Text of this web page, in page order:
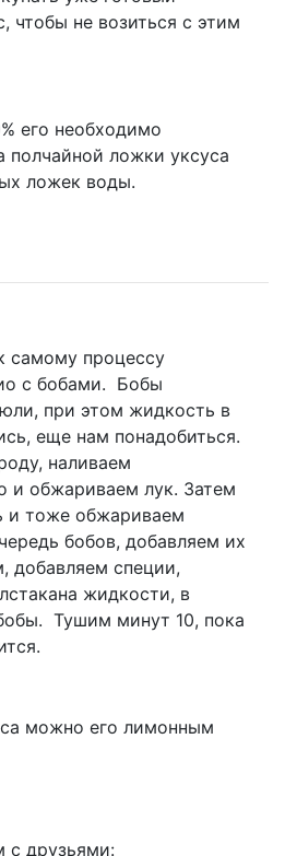
чтобы не возиться с этим
его необходимо
полчайной ложки уксуса
ложек воды.
самому процессу
с бобами. Бобы
при этом жидкость в
еще нам понадобиться.
наливаем
и обжариваем лук. Затем
и тоже обжариваем
бобов, добавляем их
добавляем специи,
жидкости, в
Тушим минут 10, пока
можно его лимонным
с друзьями: